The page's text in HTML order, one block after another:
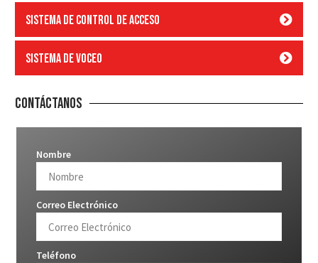
Sistema de control de acceso
Sistema de voceo
Contáctanos
Nombre
Correo Electrónico
Teléfono